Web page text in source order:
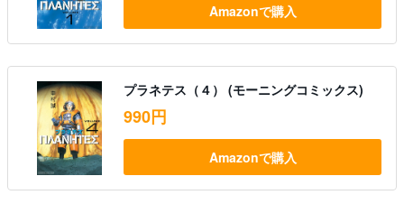
Amazonで購入
プラネテス（４） (モーニングコミックス)
990円
Amazonで購入